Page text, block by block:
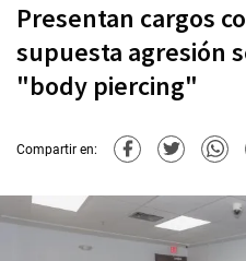
Presentan cargos
supuesta agresión
"body piercing"
Compartir en: